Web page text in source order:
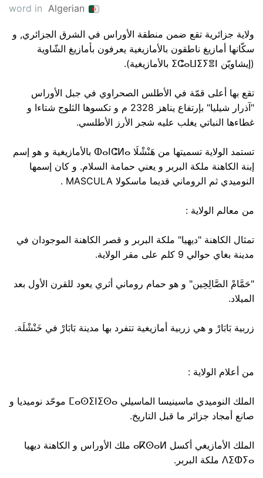
word in Algerian
ولاية جزائرية تقع ضمن منطقة الأوراس في الشرق الجزائري, و
سكّانها أمازيغ ناطقون بالأمازيغية يعرفون بأمازيغ الشّاوية
(إيشاويّن ⵉⵛⴰⵡⵉⵢⴻⵏ بالأمازيغية).
تقع بها أعلى قمّة في الأطلس الصحراوي في جبل الأوراس
"آذرار شيليا" بإرتفاع يناهز 2328 م و تكسوها الثلوج شتاءا و
غطاءها النباتي يغلب عليه شجر الأرز الأطلسي.
تستمد الولاية تسميتها من هَنْشْلَا ⵀⴰⵏⵛⵍⴰ بالأمازيغية و هو إسم
إبنة الكاهنة ملكة البربر و يعني حمامة السلام. و كان إسمها
النوميدي ثم الروماني قديما ماسكولا MASCULA .
من معالم الولاية :
تمثال الكاهنة "ديهيا" ملكة البربر و قصر الكاهنة الموجودان في
مدينة بغاي حوالي 9 كلم على مقر الولاية.
"حَمَّامْ الصَّالِحِين" و هو حمام روماني أثري يعود للقرن الأول بعد
الميلاد.
زربية بَابَارْ و هي زربية أمازيغية تتفرد بها مدينة بَابَارْ في خَنْشْلَة.
من أعلام الولاية :
الملك النوميدي ماسينيسا الماسيلي ⵎⴰⵙⵉⵏⵉⵙⴰ موحّد نوميديا و
صانع أمجاد جزائر ما قبل التاريخ.
الملك الأمازيغي أكسل ⴰⴽⵙⴰⵍ ملك الأوراس و الكاهنة ديهيا
ⴷⵉⵀⵢⴰ ملكة البربر.